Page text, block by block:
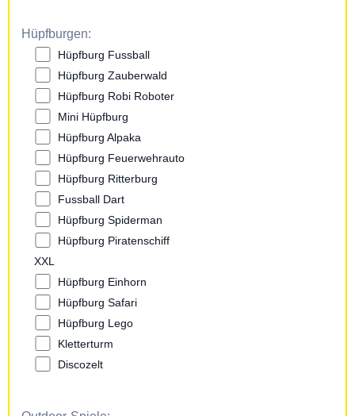
Hüpfburgen:
Hüpfburg Fussball
Hüpfburg Zauberwald
Hüpfburg Robi Roboter
Mini Hüpfburg
Hüpfburg Alpaka
Hüpfburg Feuerwehrauto
Hüpfburg Ritterburg
Fussball Dart
Hüpfburg Spiderman
Hüpfburg Piratenschiff
XXL
Hüpfburg Einhorn
Hüpfburg Safari
Hüpfburg Lego
Kletterturm
Discozelt